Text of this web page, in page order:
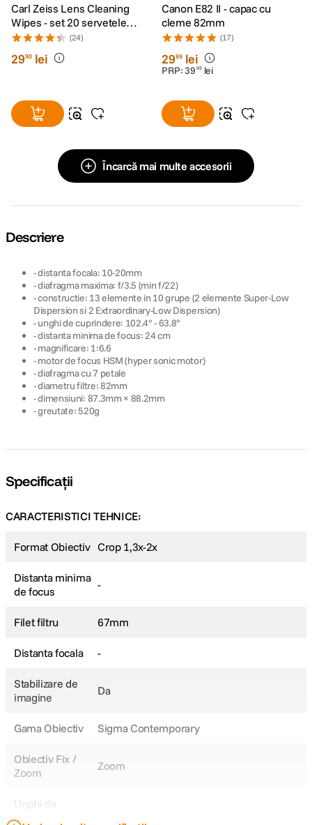
Carl Zeiss Lens Cleaning
Wipes - set 20 servetele
umede
(24)
2990 lei
Canon E82 II - capac cu
cleme 82mm
(17)
2999 lei
PRP:39 99 lei
Încarcă mai multe accesorii
Descriere
- distanta focala: 10-20mm
- diafragma maxima: f/3.5 (min f/22)
- constructie: 13 elemente in 10 grupe (2 elemente Super-Low
Dispersion si 2 Extraordinary-Low Dispersion)
- unghi de cuprindere: 102.4° - 63.8°
- distanta minima de focus: 24 cm
- magnificare: 1:6.6
- motor de focus HSM (hyper sonic motor)
- diafragma cu 7 petale
- diametru filtre: 82mm
- dimensiuni: 87.3mm × 88.2mm
- greutate: 520g
Specificații
CARACTERISTICI TEHNICE:
Format Obiectiv Crop 1,3x-2x
Distanta minima
de focus
-
Filet filtru 67mm
Distanta focala -
Stabilizare de
imagine
Da
Gama Obiectiv Sigma Contemporary
Obiectiv Fix /
Zoom
Zoom
Unghi de
cuprindere